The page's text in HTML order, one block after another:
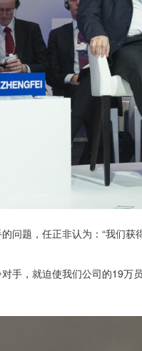
问题，任正非认为：“我们
手，就迫使我们公司的19万